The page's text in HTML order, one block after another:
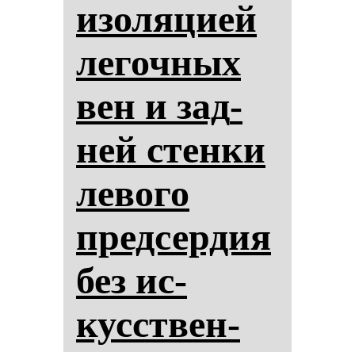
изо­ля­ци­ей
ле­гоч­ных
вен и зад­
ней стен­ки
ле­во­го
пред­сер­дия
без ис­
кусствен­